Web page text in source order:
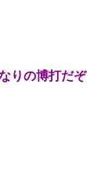
りの博打だぞ